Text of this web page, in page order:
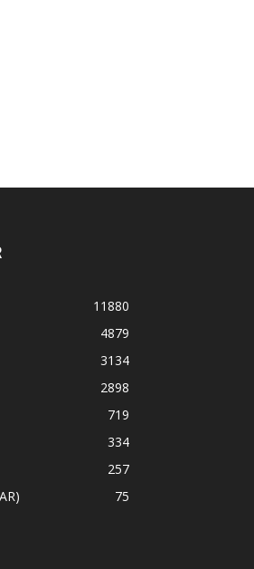
11880
4879
3134
2898
719
334
257
75